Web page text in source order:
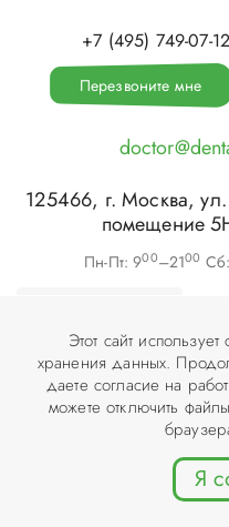
+7 (495) 749-07-12
Перезвоните мне
125466, г.Москва,
помещение
Пн-Пт: 900–2100
©ООО
© Разработка и дизайн
Этот сайт
хранения данных.
даете согласие на
можете отключить
Я